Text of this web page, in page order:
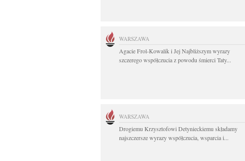
WARSZAWA
Agacie Frol-Kowalik i Jej Najbliższym wyrazy
szczerego współczucia z powodu śmierci Taty...
WARSZAWA
Drogiemu Krzysztofowi Detynieckiemu składamy
najszczersze wyrazy współczucia, wsparcia i...